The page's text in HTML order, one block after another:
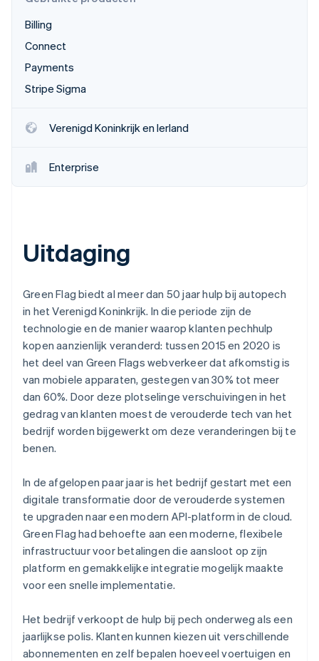
Climate
CO₂-verwijdering
Identity
Online identiteitsverificatie
Stripe Sessions 2026
Billing
Connect
Payments
Stripe Sigma
Verenigd Koninkrijk en Ierland
Enterprise
Uitdaging
Green Flag biedt al meer dan 50 jaar hulp bij autopech
in het Verenigd Koninkrijk. In die periode zijn de
technologie en de manier waarop klanten pechhulp
kopen aanzienlijk veranderd: tussen 2015 en 2020 is
het deel van Green Flags webverkeer dat afkomstig is
van mobiele apparaten, gestegen van 30% tot meer
dan 60%. Door deze plotselinge verschuivingen in het
gedrag van klanten moest de verouderde tech van het
bedrijf worden bijgewerkt om deze veranderingen bij te
benen.
In de afgelopen paar jaar is het bedrijf gestart met een
digitale transformatie door de verouderde systemen
te upgraden naar een modern API-platform in de cloud.
Green Flag had behoefte aan een moderne, flexibele
infrastructuur voor betalingen die aansloot op zijn
platform en gemakkelijke integratie mogelijk maakte
voor een snelle implementatie.
Het bedrijf verkoopt de hulp bij pech onderweg als een
jaarlijkse polis. Klanten kunnen kiezen uit verschillende
abonnementen en zelf bepalen hoeveel voertuigen en